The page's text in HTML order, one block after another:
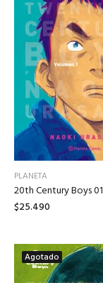
PLANETA
20th Century Boys 01
$25.490
Agotado